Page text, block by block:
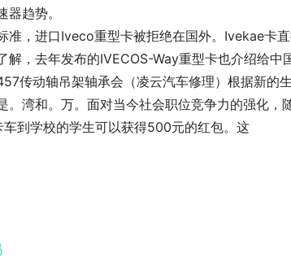
趋势。
准，进口Iveco重型卡被拒绝在国外。Ivekae卡
，去年发布的IVECOS-Way重型卡也介绍给中
传动轴吊架轴承会（凌云汽车修理）根据新的
。湾和。万。面对当今社会职位竞争力的强化，
到学校的学生可以获得500元的红包。这